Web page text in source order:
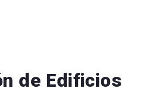
de Edificios